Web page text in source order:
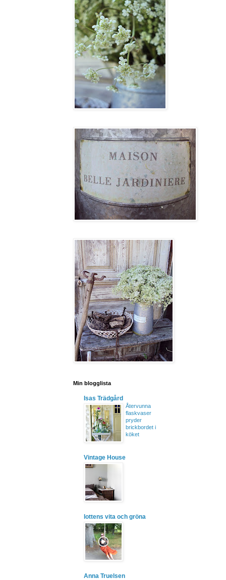
Min blogglista
Isas Trädgård
Återvunna
flaskvaser
pryder
brickbordet i
köket
Vintage House
lottens vita och gröna
Anna Truelsen